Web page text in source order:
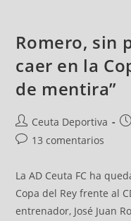
Romero, sin
caer en la
de mentira”
Ceuta Deportiva
13 comentarios
La AD Ceuta FC ha
Copa del Rey frente al
entrenador, José Juan